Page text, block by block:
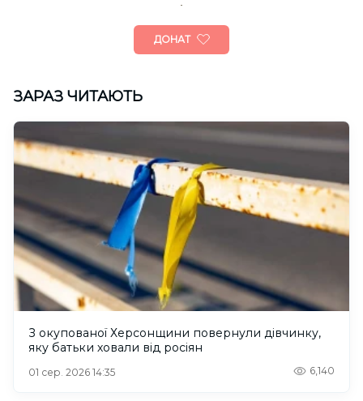
ДОНАТ
ЗАРАЗ ЧИТАЮТЬ
З окупованої Херсонщини повернули дівчинку,
яку батьки ховали від росіян
01 сер. 2026 14:35 6,140